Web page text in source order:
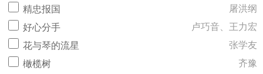
精忠报国
屠洪纲
好心分手
卢巧音、王力宏
花与琴的流星
张学友
橄榄树
齐豫